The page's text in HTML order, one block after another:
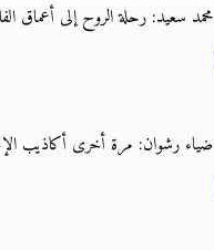
محمد سعيد: رحلة الروح إلى أعماق
ضياء رشوان: مرة أخرى أكاذيب